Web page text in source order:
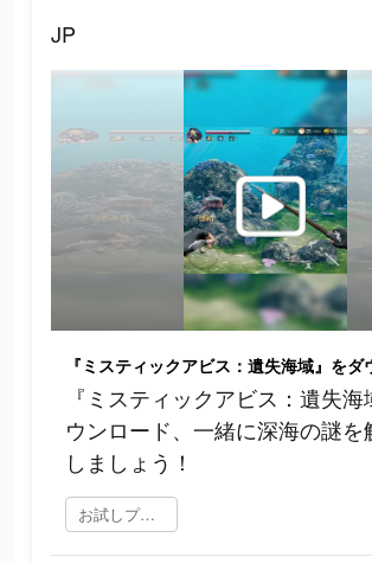
JP
『ミスティックアビス：遺失
ウンロード、一緒に深海の謎を
しましょう！
お試しプレイ